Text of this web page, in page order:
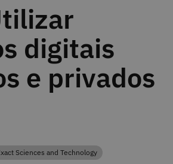
digitais
e privados
Category
Sciences and Technology